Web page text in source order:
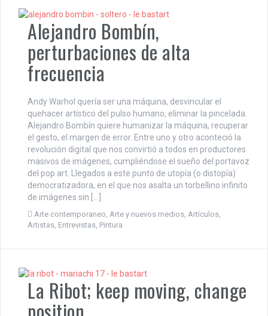
Alejandro Bombín,
perturbaciones de alta
frecuencia
Andy Warhol quería ser una máquina, desvincular el
quehacer artístico del pulso humano, eliminar la pincelada.
Alejandro Bombín quiere humanizar la máquina, recuperar
el gesto, el margen de error. Entre uno y otro aconteció la
revolución digital que nos convirtió a todos en productores
masivos de imágenes, cumpliéndose el sueño del portavoz
del pop art. Llegados a este punto de utopía (o distopía)
democratizadora, en el que nos asalta un torbellino infinito
de imágenes sin […]
Arte contemporaneo, Arte y nuevos medios, Artículos,
Artistas, Entrevistas, Pintura
La Ribot; keep moving, change